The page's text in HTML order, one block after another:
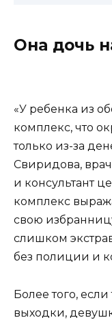
Она дочь
«У ребенка из
комплекс, что
только из-за
Свиридова,
и консультант
комплекс
свою
слишком
без полиции и
Более того,
выходки,